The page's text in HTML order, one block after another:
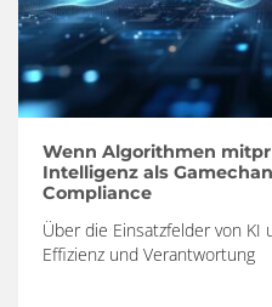
Wenn Algorithmen
Intelligenz als
Compliance
Über die Einsatzfelder von KI
Effizienz und Verantwortung